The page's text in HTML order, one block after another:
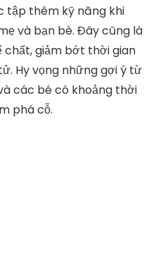
tập thêm kỹ năng khi
và bạn bè. Đây cũng là
chất, giảm bớt thời gian
Hy vọng những gợi ý từ
các bé có khoảng thời
phá cỗ.